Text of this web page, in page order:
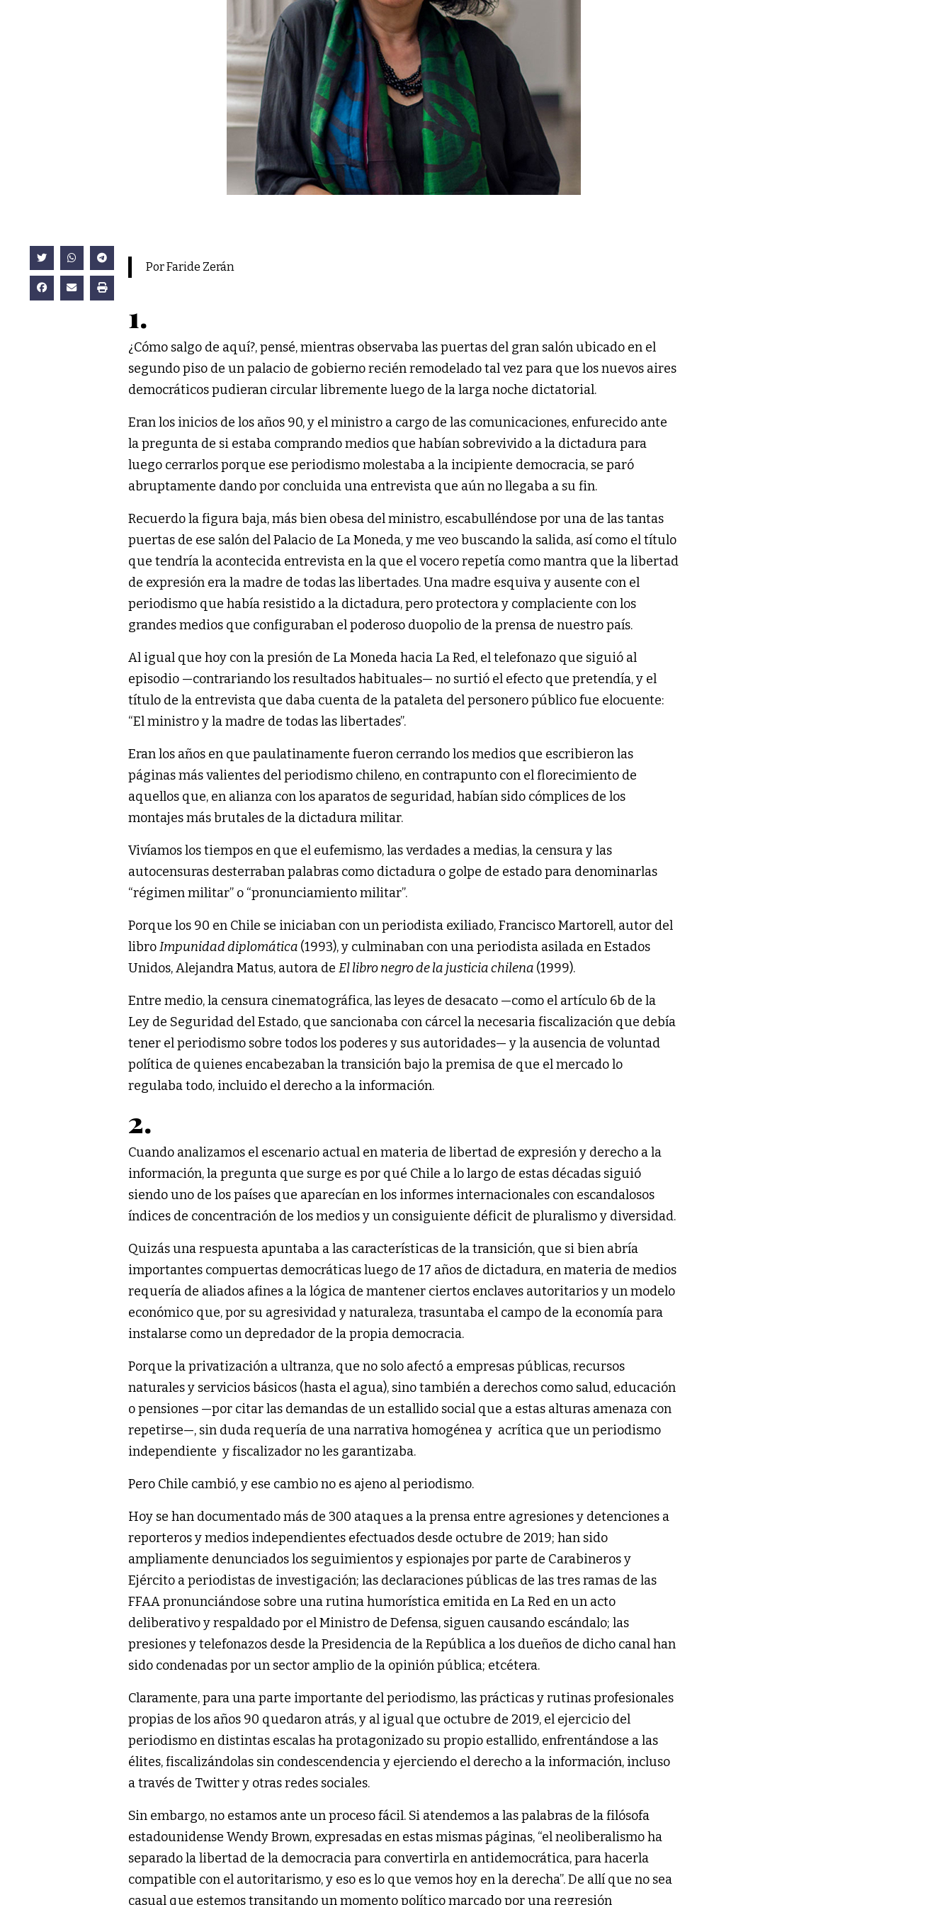
Por Faride Zerán
1.
¿Cómo salgo de aquí?, pensé, mientras observaba las puertas del gran salón ubicado en el
segundo piso de un palacio de gobierno recién remodelado tal vez para que los nuevos aires
democráticos pudieran circular libremente luego de la larga noche dictatorial.
Eran los inicios de los años 90, y el ministro a cargo de las comunicaciones, enfurecido ante
la pregunta de si estaba comprando medios que habían sobrevivido a la dictadura para
luego cerrarlos porque ese periodismo molestaba a la incipiente democracia, se paró
abruptamente dando por concluida una entrevista que aún no llegaba a su fin.
Recuerdo la figura baja, más bien obesa del ministro, escabulléndose por una de las tantas
puertas de ese salón del Palacio de La Moneda, y me veo buscando la salida, así como el título
que tendría la acontecida entrevista en la que el vocero repetía como mantra que la libertad
de expresión era la madre de todas las libertades. Una madre esquiva y ausente con el
periodismo que había resistido a la dictadura, pero protectora y complaciente con los
grandes medios que configuraban el poderoso duopolio de la prensa de nuestro país.
Al igual que hoy con la presión de La Moneda hacia La Red, el telefonazo que siguió al
episodio —contrariando los resultados habituales— no surtió el efecto que pretendía, y el
título de la entrevista que daba cuenta de la pataleta del personero público fue elocuente:
“El ministro y la madre de todas las libertades”.
Eran los años en que paulatinamente fueron cerrando los medios que escribieron las
páginas más valientes del periodismo chileno, en contrapunto con el florecimiento de
aquellos que, en alianza con los aparatos de seguridad, habían sido cómplices de los
montajes más brutales de la dictadura militar.
Vivíamos los tiempos en que el eufemismo, las verdades a medias, la censura y las
autocensuras desterraban palabras como dictadura o golpe de estado para denominarlas
“régimen militar” o “pronunciamiento militar”.
Porque los 90 en Chile se iniciaban con un periodista exiliado, Francisco Martorell, autor del
libroImpunidad diplomática (1993), y culminaban con una periodista asilada en Estados
Unidos, Alejandra Matus, autora de El libro negro de la justicia chilena (1999).
Entre medio, la censura cinematográfica, las leyes de desacato —como el artículo 6b de la
Ley de Seguridad del Estado, que sancionaba con cárcel la necesaria fiscalización que debía
tener el periodismo sobre todos los poderes y sus autoridades— y la ausencia de voluntad
política de quienes encabezaban la transición bajo la premisa de que el mercado lo
regulaba todo, incluido el derecho a la información.
2.
Cuando analizamos el escenario actual en materia de libertad de expresión y derecho a la
información, la pregunta que surge es por qué Chile a lo largo de estas décadas siguió
siendo uno de los países que aparecían en los informes internacionales con escandalosos
índices de concentración de los medios y un consiguiente déficit de pluralismo y diversidad.
Quizás una respuesta apuntaba a las características de la transición, que si bien abría
importantes compuertas democráticas luego de 17 años de dictadura, en materia de medios
requería de aliados afines a la lógica de mantener ciertos enclaves autoritarios y un modelo
económico que, por su agresividad y naturaleza, trasuntaba el campo de la economía para
instalarse como un depredador de la propia democracia.
Porque la privatización a ultranza, que no solo afectó a empresas públicas, recursos
naturales y servicios básicos (hasta el agua), sino también a derechos como salud, educación
o pensiones —por citar las demandas de un estallido social que a estas alturas amenaza con
repetirse—, sin duda requería de una narrativa homogénea y acrítica que un periodismo
independiente y fiscalizador no les garantizaba.
Pero Chile cambió, y ese cambio no es ajeno al periodismo.
Hoy se han documentado más de 300 ataques a la prensa entre agresiones y detenciones a
reporteros y medios independientes efectuados desde octubre de 2019; han sido
ampliamente denunciados los seguimientos y espionajes por parte de Carabineros y
Ejército a periodistas de investigación; las declaraciones públicas de las tres ramas de las
FFAA pronunciándose sobre una rutina humorística emitida en La Red en un acto
deliberativo y respaldado por el Ministro de Defensa, siguen causando escándalo; las
presiones y telefonazos desde la Presidencia de la República a los dueños de dicho canal han
sido condenadas por un sector amplio de la opinión pública; etcétera.
Claramente, para una parte importante del periodismo, las prácticas y rutinas profesionales
propias de los años 90 quedaron atrás, y al igual que octubre de 2019, el ejercicio del
periodismo en distintas escalas ha protagonizado su propio estallido, enfrentándose a las
élites, fiscalizándolas sin condescendencia y ejerciendo el derecho a la información, incluso
a través de Twitter y otras redes sociales.
Sin embargo, no estamos ante un proceso fácil. Si atendemos a las palabras de la filósofa
estadounidense Wendy Brown, expresadas en estas mismas páginas, “el neoliberalismo ha
separado la libertad de la democracia para convertirla en antidemocrática, para hacerla
compatible con el autoritarismo, y eso es lo que vemos hoy en la derecha”. De allí que no sea
casual que estemos transitando un momento político marcado por una regresión